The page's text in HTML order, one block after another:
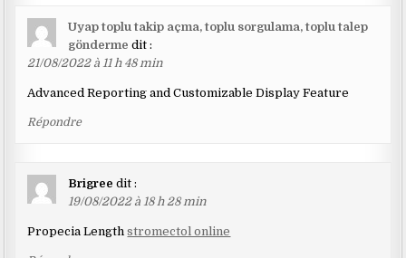
Uyap toplu takip açma, toplu sorgulama, toplu talep
gönderme dit :
21/08/2022 à 11 h 48 min
Advanced Reporting and Customizable Display Feature
Répondre
Brigree dit :
19/08/2022 à 18 h 28 min
Propecia Lengthstromectol online